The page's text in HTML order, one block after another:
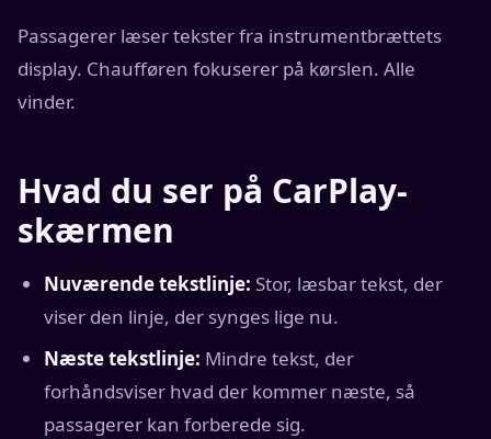
Passagerer læser tekster fra instrumentbrættets
display. Chaufføren fokuserer på kørslen. Alle
vinder.
Hvad du ser på CarPlay-
skærmen
Nuværende tekstlinje: Stor, læsbar tekst, der
viser den linje, der synges lige nu.
Næste tekstlinje: Mindre tekst, der
forhåndsviser hvad der kommer næste, så
passagerer kan forberede sig.